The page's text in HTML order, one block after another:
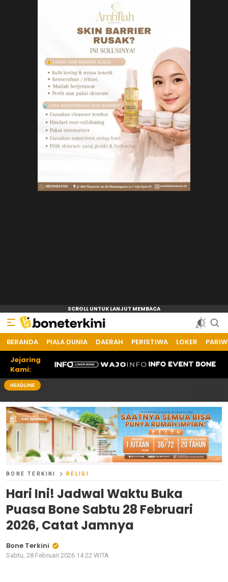
BERANDA PIALA DUNIA DAERAH PERISTIWA LOKER
Jejaring
Kami:
HEADLINE
BONE TERKINI RELIGI
Hari Ini! Jadwal Waktu Buka
Puasa Bone Sabtu 28 Februari
2026, Catat Jamnya
Bone Terkini
Sabtu, 28 Februari 2026 14:22 WITA